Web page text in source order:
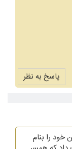
پاسخ به نظر
خود را بنام